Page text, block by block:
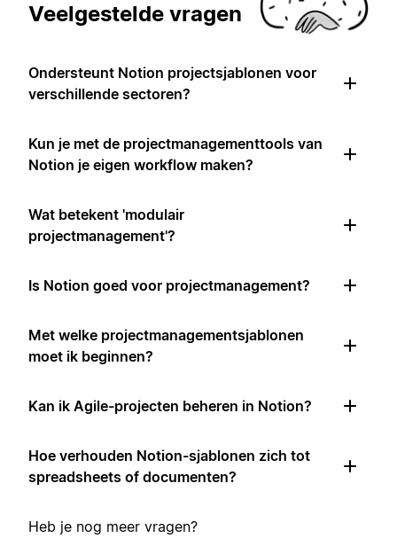
Veelgestelde vragen
Ondersteunt Notion projectsjablonen voor
verschillende sectoren?
Kun je met de projectmanagementtools van
Notion je eigen workflow maken?
Wat betekent 'modulair
projectmanagement'?
Is Notion goed voor projectmanagement?
Met welke projectmanagementsjablonen
moet ik beginnen?
Kan ik Agile-projecten beheren in Notion?
Hoe verhouden Notion-sjablonen zich tot
spreadsheets of documenten?
Heb je nog meer vragen?